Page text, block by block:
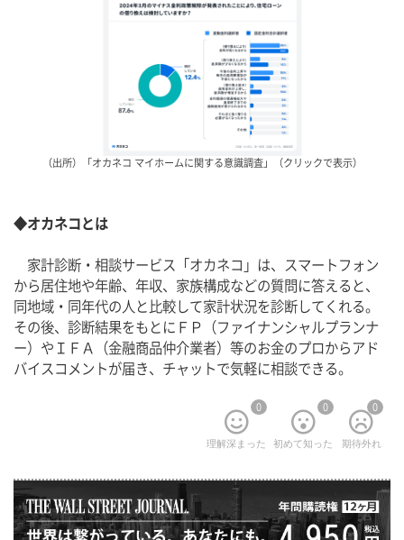
（出所）「オカネコ マイホームに関する意識調査」（クリックで表示）
◆オカネコとは
家計診断・相談サービス「オカネコ」は、スマートフォン
から居住地や年齢、年収、家族構成などの質問に答えると、
同地域・同年代の人と比較して家計状況を診断してくれる。
その後、診断結果をもとにＦＰ（ファイナンシャルプランナ
ー）やＩＦＡ（金融商品仲介業者）等のお金のプロからアド
バイスコメントが届き、チャットで気軽に相談できる。
0
理解深まった
0
初めて知った
0
期待外れ